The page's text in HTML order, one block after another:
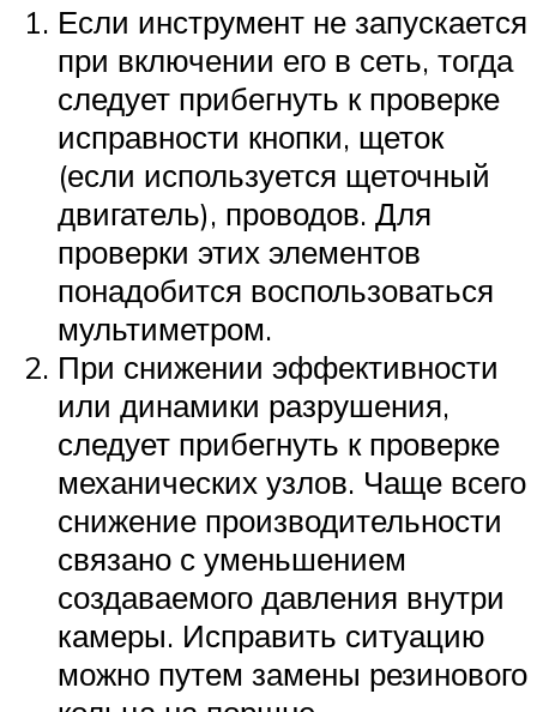
Если инструмент не запускается
при включении его в сеть, тогда
следует прибегнуть к проверке
исправности кнопки, щеток
(если используется щеточный
двигатель), проводов. Для
проверки этих элементов
понадобится воспользоваться
мультиметром.
При снижении эффективности
или динамики разрушения,
следует прибегнуть к проверке
механических узлов. Чаще всего
снижение производительности
связано с уменьшением
создаваемого давления внутри
камеры. Исправить ситуацию
можно путем замены резинового